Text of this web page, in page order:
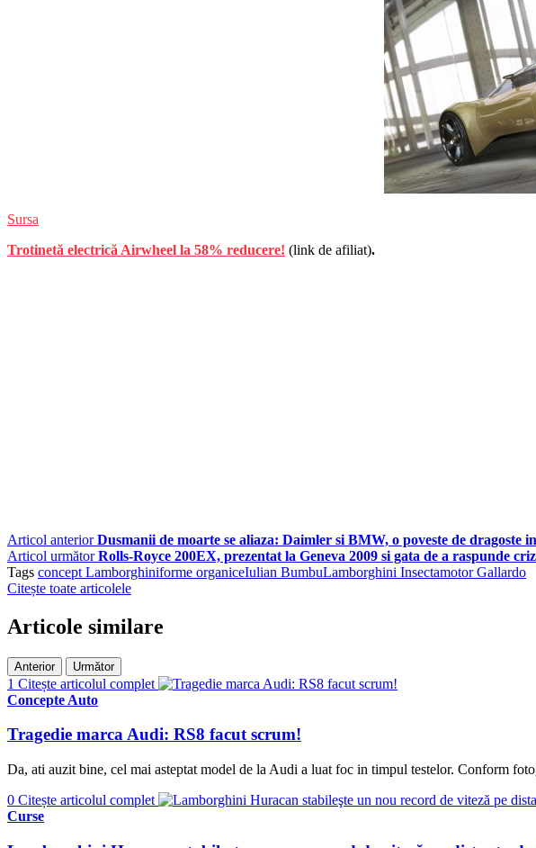
Sursa
Trotinetă electrică Airwheel la 58% reducere! (link de afiliat).
Articol anterior Dusmanii de moarte se aliaza: Daimler si BMW, o poveste de dragoste
Articol următor Rolls-Royce 200EX, prezentat la Geneva 2009 si gata de a raspunde
Tags concept Lamborghiniforme organiceIulian BumbuLamborghini Insectamotor Gallardo
Citește toate articolele
Articole similare
Anterior Următor
1 Citește articolul complet
Concepte Auto
Tragedie marca Audi: RS8 facut scrum!
Da, ati auzit bine, cel mai asteptat model de la Audi a luat foc in timpul testelor. Conform
0 Citește articolul complet
Curse